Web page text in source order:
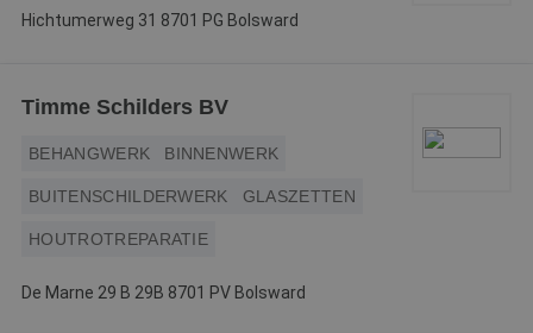
Hichtumerweg 31 8701 PG Bolsward
Timme Schilders BV
BEHANGWERK BINNENWERK
BUITENSCHILDERWERK GLASZETTEN
HOUTROTREPARATIE
De Marne 29 B 29B 8701 PV Bolsward